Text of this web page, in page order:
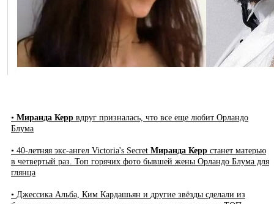
• Миранда Керр вдруг призналась, что все еще любит Орландо
Блума
• 40-летняя экс-ангел Victoria's Secret Миранда Керр станет матерью
в четвертый раз. Топ горячих фото бывшей жены Орландо Блума для
глянца
• Джессика Альба, Ким Кардашьян и другие звёзды сделали из